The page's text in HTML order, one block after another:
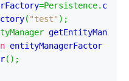
=Persistence. c
( "test" );
getEntityMan
entityManagerFactor
();